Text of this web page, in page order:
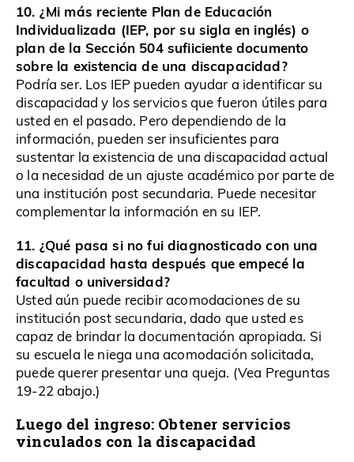
10. ¿Mi más reciente Plan de Educación
Individualizada (IEP, por su sigla en inglés) o
plan de la Sección 504 sufiiciente documento
sobre la existencia de una discapacidad?
Podría ser. Los IEP pueden ayudar a identificar su
discapacidad y los servicios que fueron útiles para
usted en el pasado. Pero dependiendo de la
información, pueden ser insuficientes para
sustentar la existencia de una discapacidad actual
o la necesidad de un ajuste académico por parte de
una institución post secundaria. Puede necesitar
complementar la información en su IEP.
11. ¿Qué pasa si no fui diagnosticado con una
discapacidad hasta después que empecé la
facultad o universidad?
Usted aún puede recibir acomodaciones de su
institución post secundaria, dado que usted es
capaz de brindar la documentación apropiada. Si
su escuela le niega una acomodación solicitada,
puede querer presentar una queja. (Vea Preguntas
19-22 abajo.)
Luego del ingreso: Obtener servicios
vinculados con la discapacidad